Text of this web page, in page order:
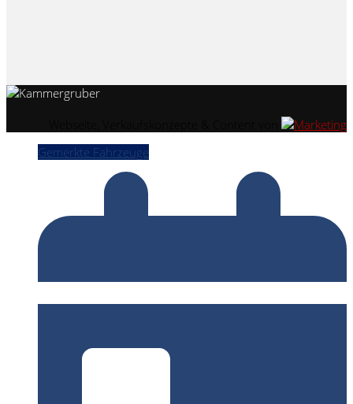
Gemerkte Fahrzeuge